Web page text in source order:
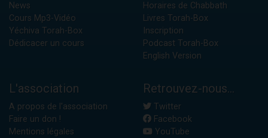
News
Cours Mp3-Vidéo
Yéchiva Torah-Box
Dédicacer un cours
Horaires de Chabbath
Livres Torah-Box
Inscription
Podcast Torah-Box
English Version
L'association
A propos de l'association
Faire un don !
Mentions légales
Retrouvez-nous...
Twitter
Facebook
YouTube